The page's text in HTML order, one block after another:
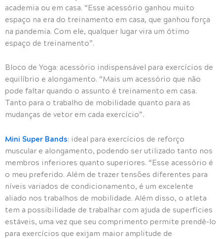
academia ou em casa. “Esse acessório ganhou muito
espaço na era do treinamento em casa, que ganhou força
na pandemia. Com ele, qualquer lugar vira um ótimo
espaço de treinamento”.
Bloco de Yoga: acessório indispensável para exercícios de
equilíbrio e alongamento. “Mais um acessório que não
pode faltar quando o assunto é treinamento em casa.
Tanto para o trabalho de mobilidade quanto para as
mudanças de vetor em cada exercício”.
Mini Super Bands: ideal para exercícios de reforço
muscular e alongamento, podendo ser utilizado tanto nos
membros inferiores quanto superiores. “Esse acessório é
o meu preferido. Além de trazer tensões diferentes para
níveis variados de condicionamento, é um excelente
aliado nos trabalhos de mobilidade. Além disso, o atleta
tem a possibilidade de trabalhar com ajuda de superfícies
estáveis, uma vez que seu comprimento permite prendê-lo
para exercícios que exijam maior amplitude de